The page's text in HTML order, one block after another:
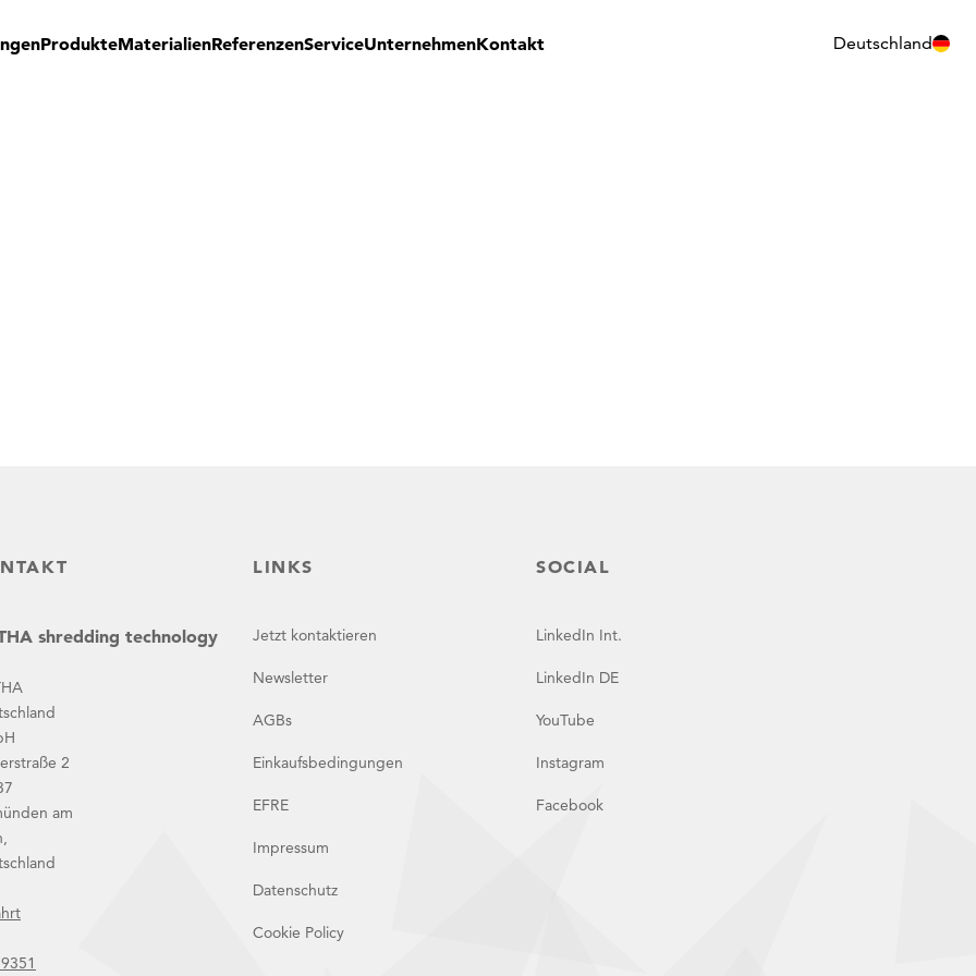
ProdukteMaterialienReferenzenServiceUnternehmenKontakt Deutschland
shredding technology
2
am
LINKS
Jetzt kontaktieren
Newsletter
AGBs
Einkaufsbedingungen
EFRE
Impressum
Datenschutz
Cookie Policy
SOCIAL
LinkedIn Int.
LinkedIn DE
YouTube
Instagram
Facebook